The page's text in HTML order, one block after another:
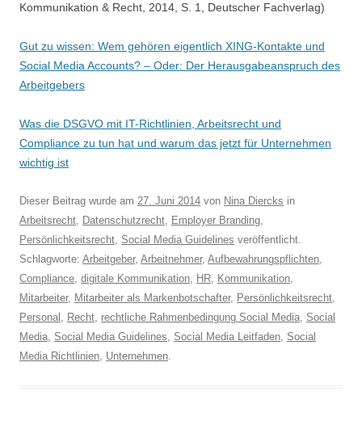
Kommunikation & Recht, 2014, S. 1, Deutscher Fachverlag)
Gut zu wissen: Wem gehören eigentlich XING-Kontakte und
Social Media Accounts? – Oder: Der Herausgabeanspruch des
Arbeitgebers
Was die DSGVO mit IT-Richtlinien, Arbeitsrecht und
Compliance zu tun hat und warum das jetzt für Unternehmen
wichtig ist
Dieser Beitrag wurde am 27. Juni 2014 von Nina Diercks in
Arbeitsrecht, Datenschutzrecht, Employer Branding,
Persönlichkeitsrecht, Social Media Guidelines veröffentlicht.
Schlagworte: Arbeitgeber, Arbeitnehmer, Aufbewahrungspflichten,
Compliance, digitale Kommunikation, HR, Kommunikation,
Mitarbeiter, Mitarbeiter als Markenbotschafter, Persönlichkeitsrecht,
Personal , Recht, rechtliche Rahmenbedingung Social Media, Social
Media, Social Media Guidelines, Social Media Leitfaden, Social
Media Richtlinien, Unternehmen.